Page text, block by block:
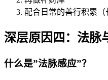
配合日常的善行积累（
深层原因四：法脉
什么是”法脉感应”？